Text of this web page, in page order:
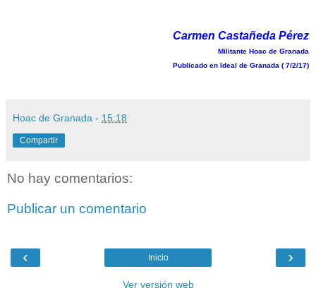
Carmen Castañeda Pérez
Militante Hoac de Granada
Publicado en Ideal de Granada ( 7/2/17)
Hoac de Granada - 15:18
Compartir
No hay comentarios:
Publicar un comentario
‹ ›
Inicio
Ver versión web